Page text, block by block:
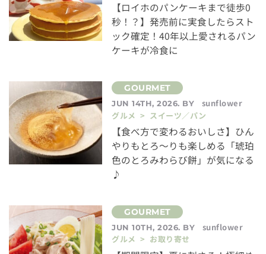
【ロイホのパンケーキまで徒歩0
秒！？】発売前に実食したらスト
ック確定！40年以上愛されるパン
ケーキが冷食に
JUN 14TH, 2026. BY
sunflower
グルメ > スイーツ／パン
【食べ方で変わるおいしさ】ひん
やりもとろ〜りも楽しめる「琥珀
色のとろみわらび餅」が気になる
♪
JUN 10TH, 2026. BY
sunflower
グルメ > お取り寄せ